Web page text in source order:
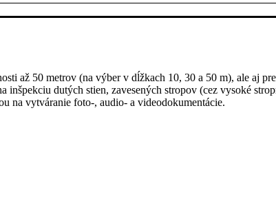
až 50 metrov (na výber v dĺžkach 10, 30 a 50 m), ale aj
dutých stien, zavesených stropov (cez vysoké
na vytváranie foto-, audio- a videodokumentácie.